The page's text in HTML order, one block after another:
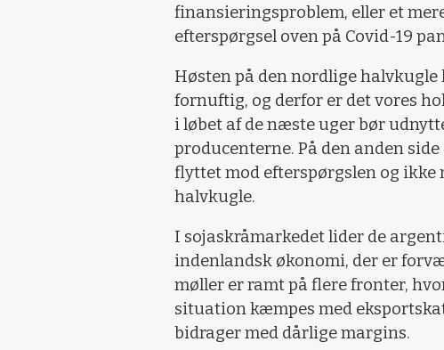
finansieringsproblem, eller et
efterspørgsel oven på Covid-19
Høsten på den nordlige
fornuftig, og derfor er det vores
i løbet af de næste uger bør
producenterne. På den anden
flyttet mod efterspørgslen og
halvkugle.
I sojaskråmarkedet lider de
indenlandsk økonomi, der er
møller er ramt på flere fronter,
situation kæmpes med
bidrager med dårlige margins.